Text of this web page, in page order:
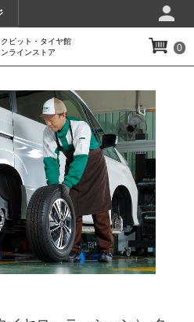
クピット・タイヤ館
ンラインストア
0